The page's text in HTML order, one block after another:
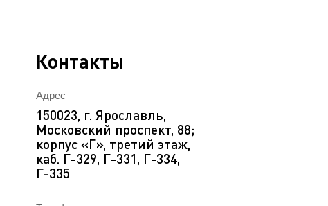
Контакты
Адрес
150023, г. Ярославль,
Московский проспект, 88;
корпус «Г», третий этаж,
каб. Г-329, Г-331, Г-334,
Г-335